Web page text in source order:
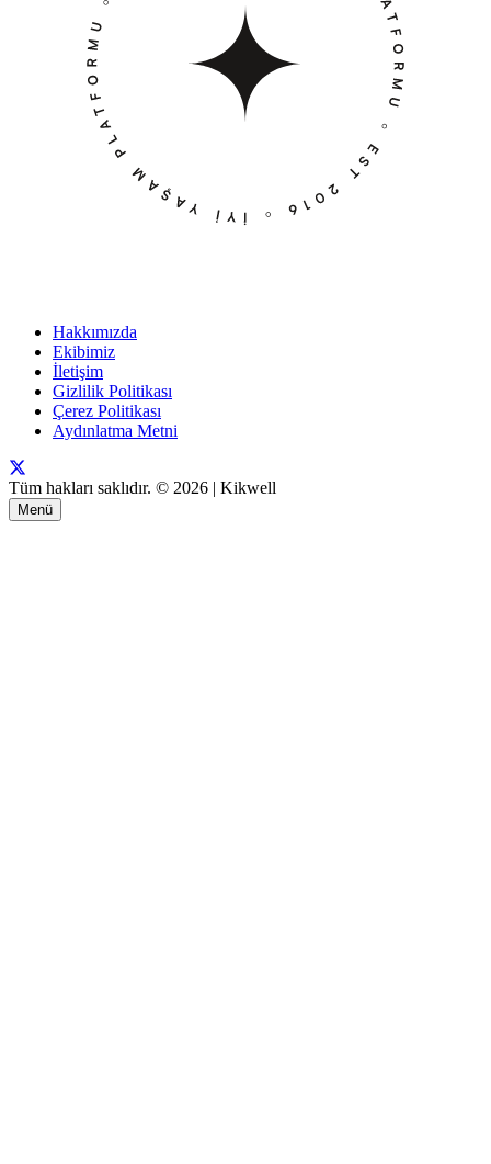
Hakkımızda
Ekibimiz
İletişim
Gizlilik Politikası
Çerez Politikası
Aydınlatma Metni
Tüm hakları saklıdır. © 2026 | Kikwell
Menü